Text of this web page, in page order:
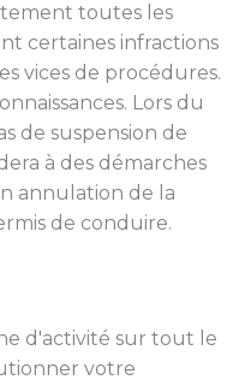
toutes les
certaines infractions
vices de procédures.
Lors du
de suspension de
à des démarches
annulation de la
de conduire.
d'activité sur tout le
votre